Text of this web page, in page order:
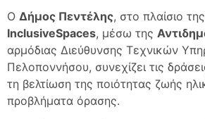
Ο Δήμος Πεντέλης, στο πλαίσιο
InclusiveSpaces, μέσω της
αρμόδιας Διεύθυνσης Τεχνικών
Πελοποννήσου, συνεχίζει τις
τη βελτίωση της ποιότητας ζωής
προβλήματα όρασης.